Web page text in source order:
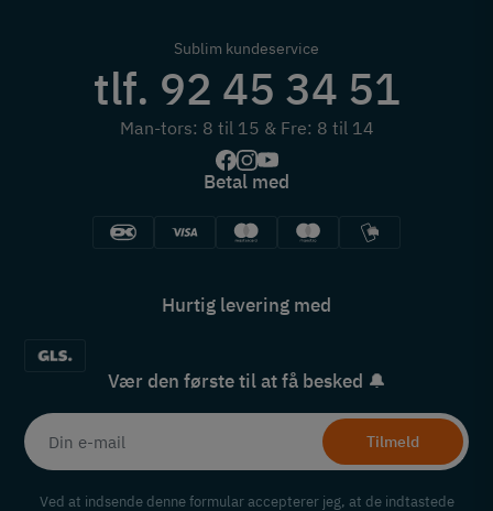
Sublim kundeservice
tlf. 92 45 34 51
Man-tors: 8 til 15 & Fre: 8 til 14
Betal med
Hurtig levering med
Vær den første til at få besked 🔔
Tilmeld
Ved at indsende denne formular accepterer jeg, at de indtastede